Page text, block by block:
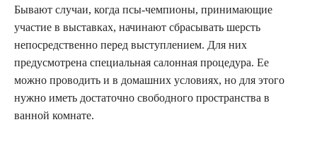
Бывают случаи, когда псы-чемпионы, принимающие
участие в выставках, начинают сбрасывать шерсть
непосредственно перед выступлением. Для них
предусмотрена специальная салонная процедура. Ее
можно проводить и в домашних условиях, но для этого
нужно иметь достаточно свободного пространства в
ванной комнате.